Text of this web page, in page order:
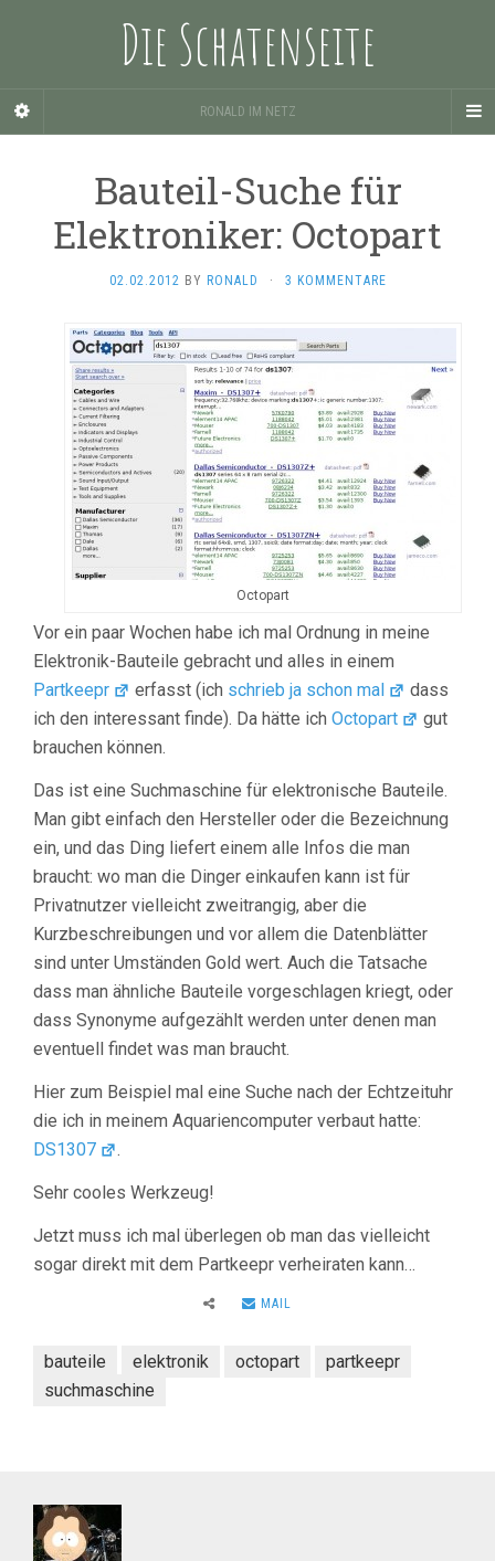
Die Schatenseite
RONALD IM NETZ
Bauteil-Suche für
Elektroniker: Octopart
02.02.2012 BY RONALD · 3 KOMMENTARE
Octopart
Vor ein paar Wochen habe ich mal Ordnung in meine
Elektronik-Bauteile gebracht und alles in einem
Partkeepr
erfasst (ich schrieb ja schon mal
dass
ich den interessant finde). Da hätte ich Octopart
gut
brauchen können.
Das ist eine Suchmaschine für elektronische Bauteile.
Man gibt einfach den Hersteller oder die Bezeichnung
ein, und das Ding liefert einem alle Infos die man
braucht: wo man die Dinger einkaufen kann ist für
Privatnutzer vielleicht zweitrangig, aber die
Kurzbeschreibungen und vor allem die Datenblätter
sind unter Umständen Gold wert. Auch die Tatsache
dass man ähnliche Bauteile vorgeschlagen kriegt, oder
dass Synonyme aufgezählt werden unter denen man
eventuell findet was man braucht.
Hier zum Beispiel mal eine Suche nach der Echtzeituhr
die ich in meinem Aquariencomputer verbaut hatte:
DS1307
.
Sehr cooles Werkzeug!
Jetzt muss ich mal überlegen ob man das vielleicht
sogar direkt mit dem Partkeepr verheiraten kann…
MAIL
bauteile elektronik octopart
partkeepr
suchmaschine